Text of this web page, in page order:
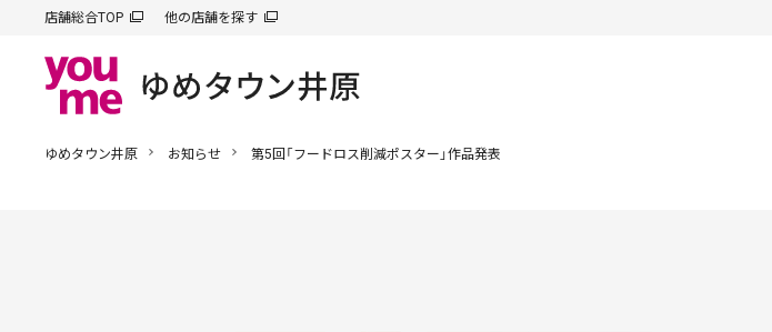
店舗総合TOP 他の店舗を探す
ゆめタウン井原 お知らせ 第5回「フードロス削減ポスター」作品発表